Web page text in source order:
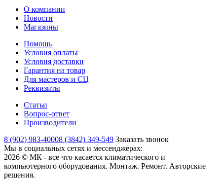
О компании
Новости
Магазины
Помощь
Условия оплаты
Условия доставки
Гарантия на товар
Для мастеров и СЦ
Реквизиты
Статьи
Вопрос-ответ
Производители
8 (902) 983-40008 (3842) 349-549 Заказать звонок
Мы в социальных сетях и мессенджерах:
2026 © МК - все что касается климатического и
компьютерного оборудования. Монтаж. Ремонт. Авторские
решения.